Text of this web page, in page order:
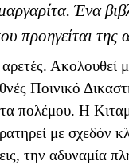
Ένα
προηγείται
Ακολουθεί
Ποινικό
πολέμου. Η
με σχεδόν
την αδυναμία